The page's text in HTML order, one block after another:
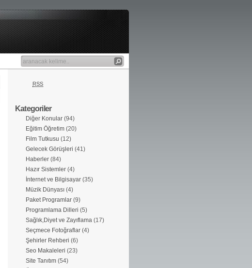
RSS
Kategoriler
Diğer Konular (94)
Eğitim Öğretim (20)
Film Tutkusu (12)
Gelecek Görüşleri (41)
Haberler (84)
Hazır Sistemler (4)
İnternet ve Bilgisayar (35)
Müzik Dünyası (4)
Paket Programlar (9)
Programlama Dilleri (5)
Sağlık,Diyet ve Zayıflama (17)
Seçmece Fotoğraflar (4)
Şehirler Rehberi (6)
Seo Makaleleri (23)
Site Tanıtım (54)